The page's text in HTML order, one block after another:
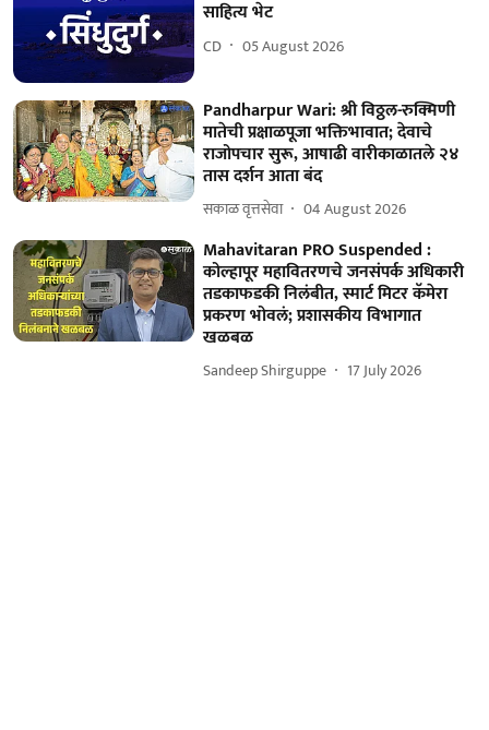
साहित्य भेट
CD 05 August 2026
Pandharpur Wari: श्री विठ्ठल-रुक्मिणी
मातेची प्रक्षाळपूजा भक्तिभावात; देवाचे
राजोपचार सुरू, आषाढी वारीकाळातले २४
तास दर्शन आता बंद
सकाळ वृत्तसेवा 04 August 2026
Mahavitaran PRO Suspended :
कोल्हापूर महावितरणचे जनसंपर्क अधिकारी
तडकाफडकी निलंबीत, स्मार्ट मिटर कॅमेरा
प्रकरण भोवलं; प्रशासकीय विभागात
खळबळ
Sandeep Shirguppe 17 July 2026